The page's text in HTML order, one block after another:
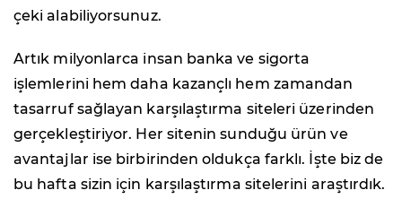
çeki alabiliyorsunuz.
Artık milyonlarca insan banka ve sigorta
işlemlerini hem daha kazançlı hem zamandan
tasarruf sağlayan karşılaştırma siteleri üzerinden
gerçekleştiriyor. Her sitenin sunduğu ürün ve
avantajlar ise birbirinden oldukça farklı. İşte biz de
bu hafta sizin için karşılaştırma sitelerini araştırdık.